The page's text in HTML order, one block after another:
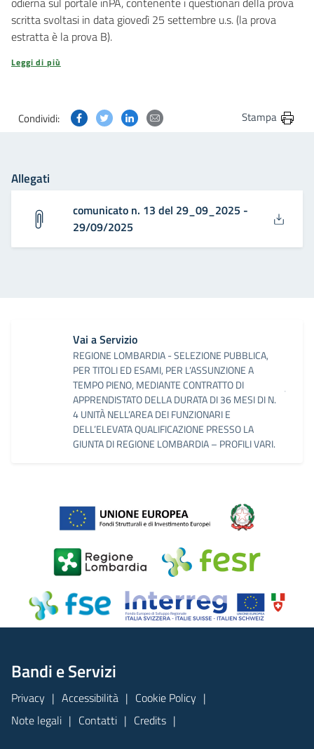
scritta svoltasi in data giovedì 25 settembre u.s. (la prova
estratta è la prova B).
Leggi di più
Condividi: Condividi questa pagina su Facebook
Condividi questa pagina su Twitter
Condividi questa pagina su Linkedin
Condividi questa pagina via
Stampa
Allegati
comunicato n. 13 del 29_09_2025 -
29/09/2025
Vai a Servizio
REGIONE LOMBARDIA - SELEZIONE PUBBLICA,
PER TITOLI ED ESAMI, PER L’ASSUNZIONE A
TEMPO PIENO, MEDIANTE CONTRATTO DI
APPRENDISTATO DELLA DURATA DI 36 MESI DI N.
4 UNITÀ NELL’AREA DEI FUNZIONARI E
DELL’ELEVATA QUALIFICAZIONE PRESSO LA
GIUNTA DI REGIONE LOMBARDIA – PROFILI VARI.
Bandi e Servizi
Privacy Accessibilità
Cookie Policy
Note legali
Contatti Credits